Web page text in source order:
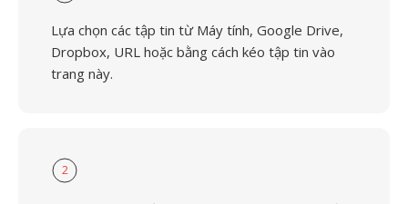
Lựa chọn các tập tin từ Máy tính, Google Drive,
Dropbox, URL hoặc bằng cách kéo tập tin vào
trang này.
2